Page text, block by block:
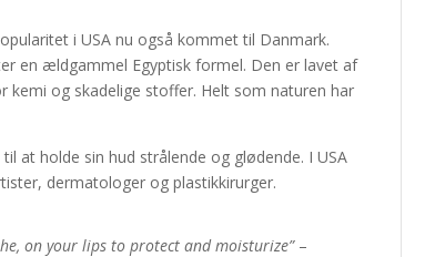
i USA nu også kommet til Danmark.
en ældgammel Egyptisk formel. Den er lavet af
kemi og skadelige stoffer. Helt som naturen har
at holde sin hud strålende og glødende. I USA
dermatologer og plastikkirurger.
on your lips to protect and moisturize”–